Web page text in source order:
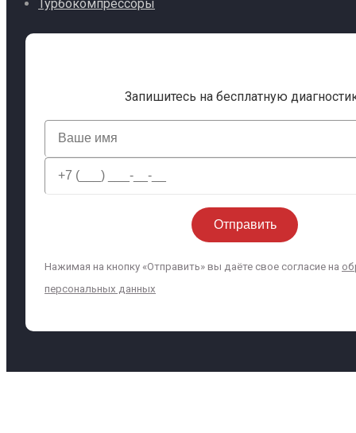
Турбокомпрессоры
Запишитесь на бесплатную
Нажимая на кнопку «Отправить» вы даёте свое согласие на
персональных данных